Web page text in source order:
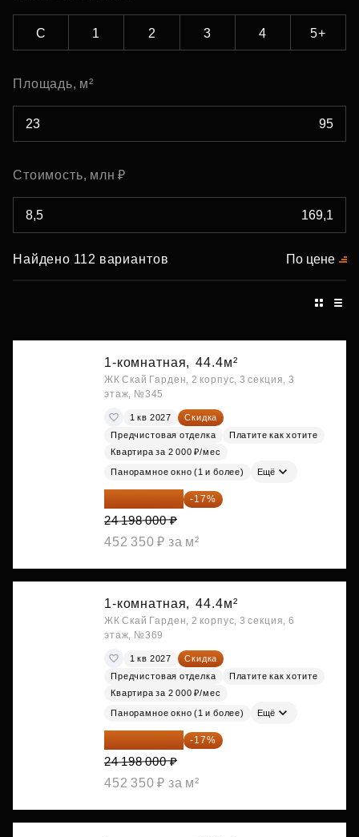
С 1 2 3 4 5+
Площадь, м²
Стоимость, млн ₽
Найдено 112 вариантов По цене
1-комнатная, 44.4м²
ЖК Скай Гарден, 2 корпус, 3 секция, 3
этаж, №345
1 кв 2027
Скидка
Предчистовая отделка
Платите как хотите
Квартира за 2 000 ₽/мес
Панорамное окно (1 и более) Ещё
20 084 340 ₽ -17%
24 198 000 ₽
452 350 ₽ за м²
1-комнатная, 44.4м²
ЖК Скай Гарден, 2 корпус, 3 секция, 6
этаж, №369
1 кв 2027
Скидка
Предчистовая отделка
Платите как хотите
Квартира за 2 000 ₽/мес
Панорамное окно (1 и более) Ещё
20 084 340 ₽ -17%
24 198 000 ₽
452 350 ₽ за м²